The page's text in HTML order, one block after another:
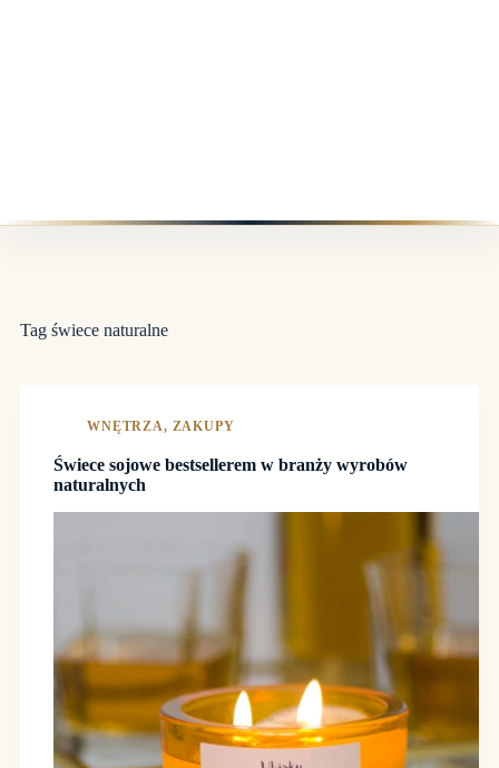
Tag świece naturalne
WNĘTRZA, ZAKUPY
Świece sojowe bestsellerem w branży wyrobów
naturalnych